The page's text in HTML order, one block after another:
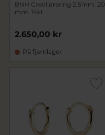
BNH Creol ørering 2,5mm. 20
mm. 14kt.
2.650,00 kr
På fjernlager